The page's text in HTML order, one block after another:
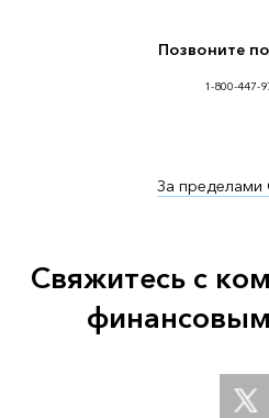
Позвоните
1-800-447-
За
Свяжитесь с